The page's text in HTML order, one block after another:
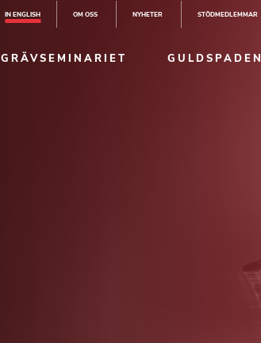
IN ENGLISH OM OSS NYHETER STÖDMEDLEMMAR
GRÄVSEMINARIET GULDSPADEN